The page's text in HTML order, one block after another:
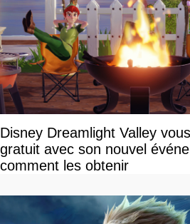
Disney Dreamlight Valley
gratuit avec son nouvel
comment les obtenir